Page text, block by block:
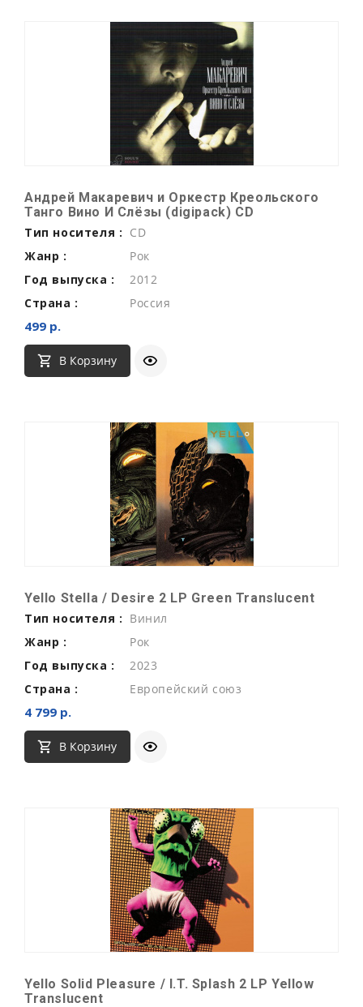
Андрей Макаревич и Оркестр Креольского
Танго Вино И Слёзы (digipack) CD
Тип носителя : CD
Жанр :
Рок
Год выпуска :
2012
Страна :
Россия
499 р.
В Корзину
Yello Stella / Desire 2 LP Green Translucent
Тип носителя : Винил
Жанр :
Рок
Год выпуска :
2023
Страна :
Европейский союз
4 799 р.
В Корзину
Yello Solid Pleasure / I.T. Splash 2 LP Yellow
Translucent